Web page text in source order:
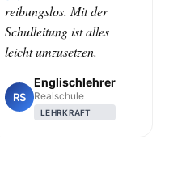
reibungslos. Mit der
Schulleitung ist alles
leicht umzusetzen.
RS
Englischlehrer
Realschule
LEHRKRAFT